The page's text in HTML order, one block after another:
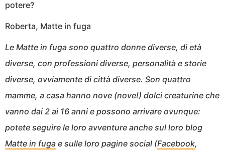
potere?
Roberta, Matte in fuga
Le Matte in fuga sono quattro donne diverse, di età
diverse, con professioni diverse, personalità e storie
diverse, ovviamente di città diverse. Son quattro
mamme, a casa hanno nove (nove!) dolci creaturine che
vanno dai 2 ai 16 anni e possono arrivare ovunque:
potete seguire le loro avventure anche sul loro blog
Matte in fuga e sulle loro pagine social (Facebook,